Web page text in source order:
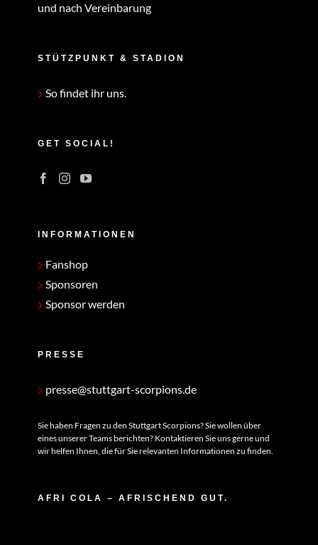
und nach Vereinbarung
STÜTZPUNKT & STADION
So findet ihr uns.
GET SOCIAL!
INFORMATIONEN
Fanshop
Sponsoren
Sponsor werden
PRESSE
presse@stuttgart-scorpions.de
Sie haben Fragen zu den Stuttgart Scorpions? Sie wollen über
eines unserer Teams berichten? Kontaktieren Sie uns gerne und
wir helfen Ihnen, die für Sie relevanten Informationen zu finden.
AFRI COLA – AFRISCHEND GUT.